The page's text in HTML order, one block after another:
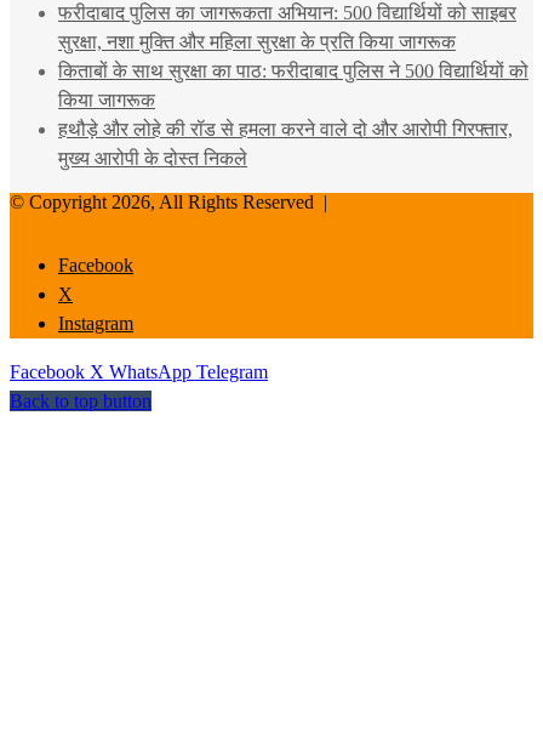
फरीदाबाद पुलिस का जागरूकता अभियान: 500 विद्यार्थियों को साइबर
सुरक्षा, नशा मुक्ति और महिला सुरक्षा के प्रति किया जागरूक
किताबों के साथ सुरक्षा का पाठ: फरीदाबाद पुलिस ने 500 विद्यार्थियों को
किया जागरूक
हथौड़े और लोहे की रॉड से हमला करने वाले दो और आरोपी गिरफ्तार,
मुख्य आरोपी के दोस्त निकले
© Copyright 2026, All Rights Reserved |
Facebook
X
Instagram
Facebook X WhatsApp Telegram
Back to top button